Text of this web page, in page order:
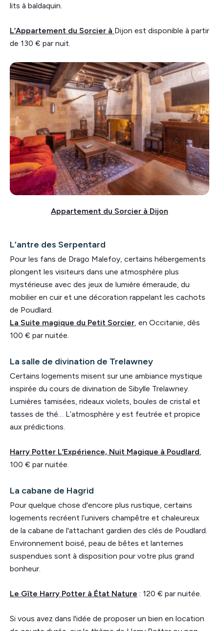
lits à baldaquin.
L’Appartement du Sorcier à Dijon est disponible à partir
de 130 € par nuit.
Appartement du Sorcier à Dijon
L’antre des Serpentard
Pour les fans de Drago Malefoy, certains hébergements
plongent les visiteurs dans une atmosphère plus
mystérieuse avec des jeux de lumière émeraude, du
mobilier en cuir et une décoration rappelant les cachots
de Poudlard.
La Suite magique du Petit Sorcier , en Occitanie, dès
100 € par nuitée.
La salle de divination de Trelawney
Certains logements misent sur une ambiance mystique
inspirée du cours de divination de Sibylle Trelawney.
Lumières tamisées, rideaux violets, boules de cristal et
tasses de thé… L’atmosphère y est feutrée et propice
aux prédictions.
Harry Potter L’Expérience, Nuit Magique à Poudlard
100 € par nuitée.
La cabane de Hagrid
Pour quelque chose d'encore plus rustique, certains
logements recréent l’univers champêtre et chaleureux
de la cabane de l'attachant gardien des clés de Poudlard.
Environnement boisé, peau de bêtes et lanternes
suspendues sont à disposition pour votre plus grand
bonheur.
Le Gîte Harry Potter à État Nature : 120 € par nuitée.
Si vous avez dans l'idée de proposer un bien en location